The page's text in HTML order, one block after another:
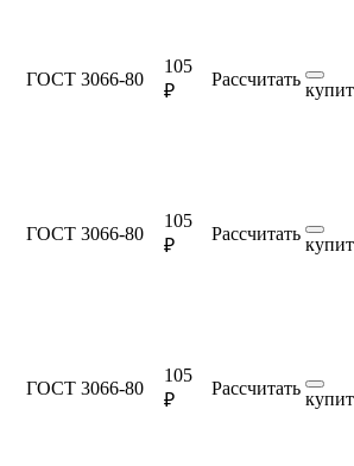
ГОСТ 3066-80
105
₽
Рассчитать
ГОСТ 3066-80
105
₽
Рассчитать
ГОСТ 3066-80
105
₽
Рассчитать